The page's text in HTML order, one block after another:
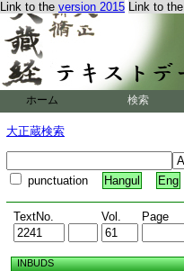
Link to the version 2015 Link to the
ホーム 検索
大正蔵検索
punctuation Hangul Eng
TextNo. Vol. Page
INBUDS